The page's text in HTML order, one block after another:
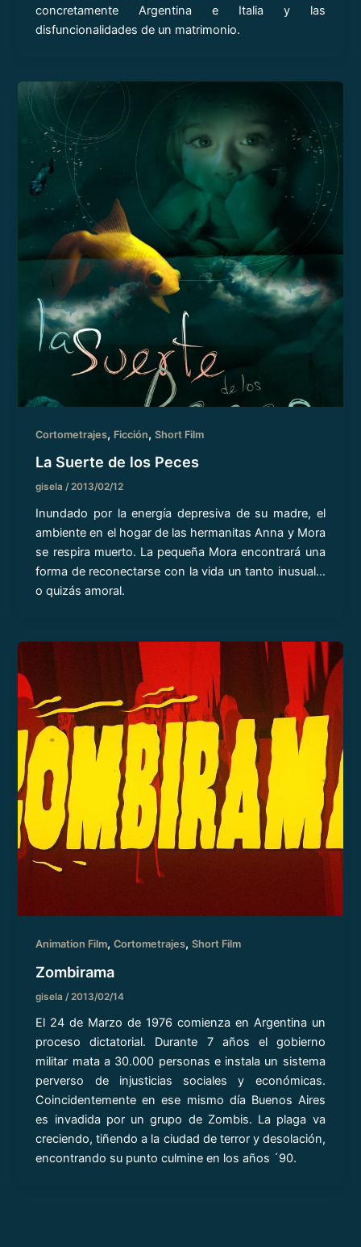
concretamente Argentina e Italia y las
disfuncionalidades de un matrimonio.
Cortometrajes, Ficción,Short Film
La Suerte de los Peces
gisela/2013/02/12
Inundado por la energía depresiva de su madre, el
ambiente en el hogar de las hermanitas Anna y Mora
se respira muerto. La pequeña Mora encontrará una
forma de reconectarse con la vida un tanto inusual…
o quizás amoral.
Animation Film,Cortometrajes,Short Film
Zombirama
gisela /2013/02/14
El 24 de Marzo de 1976 comienza en Argentina un
proceso dictatorial. Durante 7 años el gobierno
militar mata a 30.000 personas e instala un sistema
perverso de injusticias sociales y económicas.
Coincidentemente en ese mismo día Buenos Aires
es invadida por un grupo de Zombis. La plaga va
creciendo, tiñendo a la ciudad de terror y desolación,
encontrando su punto culmine en los años ´90.